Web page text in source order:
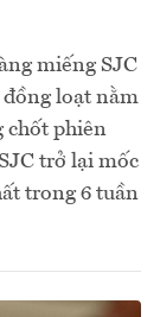
miếng SJC
đồng loạt nằm
chốt phiên
trở lại mốc
trong 6 tuần